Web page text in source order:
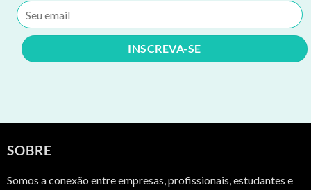
SOBRE
Somos a conexão entre empresas, profissionais, estudantes e